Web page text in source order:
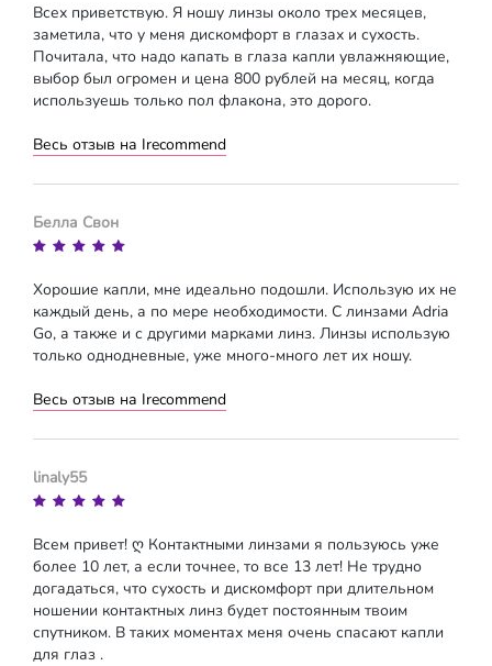
Всех приветствую. Я ношу линзы около трех месяцев,
заметила, что у меня дискомфорт в глазах и сухость.
Почитала, что надо капать в глаза капли увлажняющие,
выбор был огромен и цена 800 рублей на месяц, когда
используешь только пол флакона, это дорого.
Весь отзыв на Irecommend
Белла Свон
Хорошие капли, мне идеально подошли. Использую их не
каждый день, а по мере необходимости. С линзами Adria
Go, а также и с другими марками линз. Линзы использую
только однодневные, уже много-много лет их ношу.
Весь отзыв на Irecommend
linaly55
Всем привет! ღ Контактными линзами я пользуюсь уже
более 10 лет, а если точнее, то все 13 лет! Не трудно
догадаться, что сухость и дискомфорт при длительном
ношении контактных линз будет постоянным твоим
спутником. В таких моментах меня очень спасают капли
для глаз .